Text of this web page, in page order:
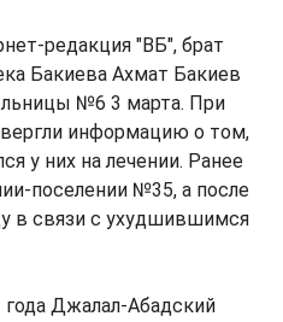
редакция "ВБ", брат
Бакиева Ахмат Бакиев
№6 3 марта. При
информацию о том,
у них на лечении. Ранее
поселении №35, а после
в связи с ухудшившимся
Джалал-Абадский